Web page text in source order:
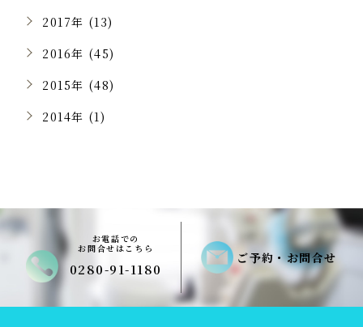
2017年 (13)
2016年 (45)
2015年 (48)
2014年 (1)
お電話での
お問合せはこちら
0280-91-1180
ご予約・お問合せ